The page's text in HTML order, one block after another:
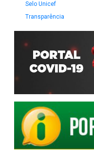
Selo Unicef
Transparência